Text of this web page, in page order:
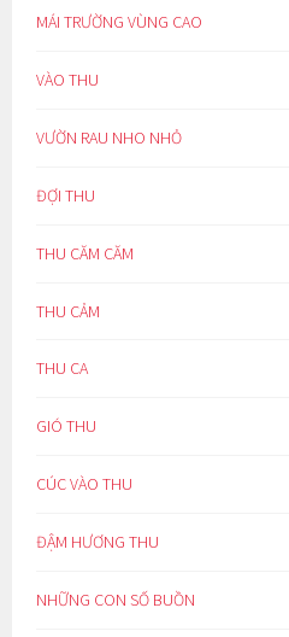
MÁI TRƯỜNG VÙNG CAO
VÀO THU
VƯỜN RAU NHO NHỎ
ĐỢI THU
THU CĂM CĂM
THU CẢM
THU CA
GIÓ THU
CÚC VÀO THU
ĐẬM HƯƠNG THU
NHỮNG CON SỐ BUỒN